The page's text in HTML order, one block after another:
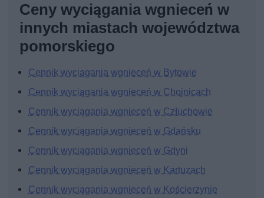
Ceny wyciągania wgnieceń w
innych miastach województwa
pomorskiego
Cennik wyciągania wgnieceń w Bytowie
Cennik wyciągania wgnieceń w Chojnicach
Cennik wyciągania wgnieceń w Człuchowie
Cennik wyciągania wgnieceń w Gdańsku
Cennik wyciągania wgnieceń w Gdyni
Cennik wyciągania wgnieceń w Kartuzach
Cennik wyciągania wgnieceń w Kościerzynie